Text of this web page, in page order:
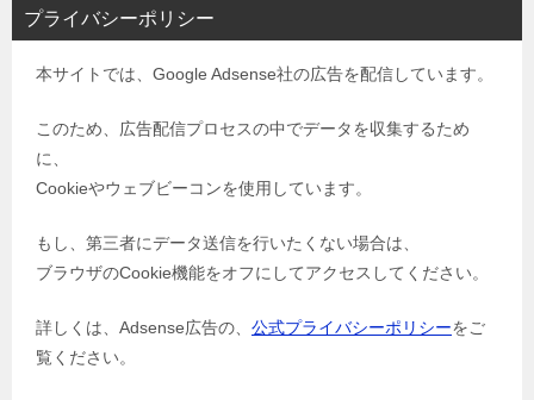
プライバシーポリシー
本サイトでは、Google Adsense社の広告を配信しています。
このため、広告配信プロセスの中でデータを収集するため
に、
Cookieやウェブビーコンを使用しています。
もし、第三者にデータ送信を行いたくない場合は、
ブラウザのCookie機能をオフにしてアクセスしてください。
詳しくは、Adsense広告の、 公式プライバシーポリシーをご
覧ください。